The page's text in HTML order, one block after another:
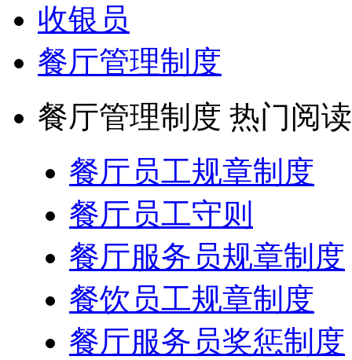
收银员
餐厅管理制度
餐厅管理制度 热门阅读
餐厅员工规章制度
餐厅员工守则
餐厅服务员规章制度
餐饮员工规章制度
餐厅服务员奖惩制度